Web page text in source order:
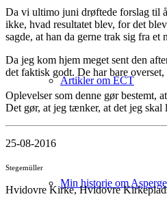
Artikler om ECT
Min historie om
Da vi ultimo juni drøftede forslag til
ikke, hvad resultatet blev, for det
sagde, at han da gerne trak sig fra
Da jeg kom hjem meget sent den
det faktisk godt. De har bare
Oplevelser som denne gør bestemt,
Det gør, at jeg tænker, at det jeg
25-08-2016
Stegemüller
Hvidovre Kirke, Hvidovre